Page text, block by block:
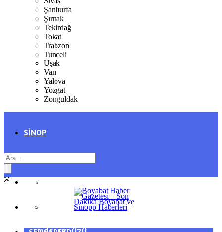
Şanlıurfa
Şırnak
Tekirdağ
Tokat
Trabzon
Tunceli
Uşak
Van
Yalova
Yozgat
Zonguldak
SINOP
AYANCIK
GENEL
SPOR